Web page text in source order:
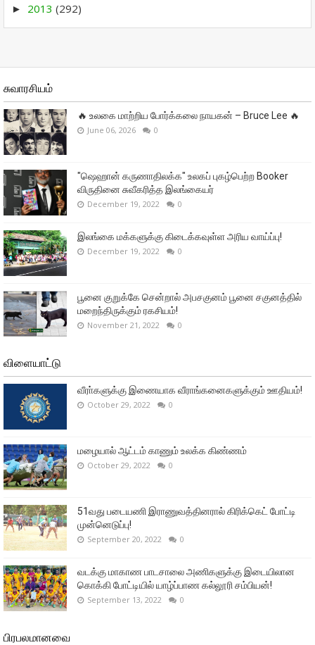
► 2013 (292)
சுவாரசியம்
🔥 உலகை மாற்றிய போர்க்கலை நாயகன் – Bruce Lee 🔥
June 06, 2026 0
"ஷெஹான் கருணாதிலக்க" உலகப் புகழ்பெற்ற Booker
விருதினை சுவீகரித்த இலங்கையர்
December 19, 2022 0
இலங்கை மக்களுக்கு கிடைக்கவுள்ள அரிய வாய்ப்பு!
December 19, 2022 0
பூனை குறுக்கே சென்றால் அபசகுனம் பூனை சகுனத்தில்
மறைந்திருக்கும் ரகசியம்!
November 21, 2022 0
விளையாட்டு
வீரா்களுக்கு இணையாக வீராங்கனைகளுக்கும் ஊதியம்!
October 29, 2022 0
மழையால் ஆட்டம் காணும் உலக்க கிண்ணம்
October 29, 2022 0
51வது படையணி இராணுவத்தினரால் கிரிக்கெட் போட்டி
முன்னெடுப்பு!
September 20, 2022 0
வடக்கு மாகாண பாடசாலை அணிகளுக்கு இடையிலான
கொக்கி போட்டியில் யாழ்ப்பாண கல்லூரி சம்பியன்!
September 13, 2022 0
பிரபலமானவை